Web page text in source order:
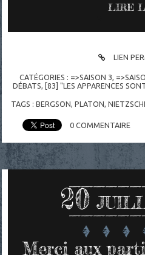
LIRE
LIEN
CATÉGORIES : =>SAISON 3
DÉBATS
[83] "LES APPARENCES
TAGS :BERGSON,PLATON,
0 COMMENTAIRE
20
Merci aux